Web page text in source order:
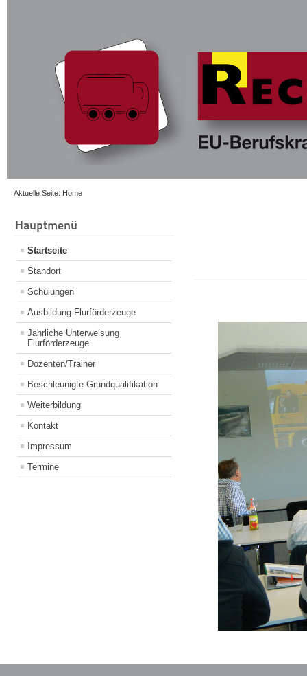
Aktuelle Seite: Home
Hauptmenü
Startseite
Standort
Schulungen
Ausbildung Flurförderzeuge
Jährliche Unterweisung
Flurförderzeuge
Dozenten/Trainer
Beschleunigte Grundqualifikation
Weiterbildung
Kontakt
Impressum
Termine